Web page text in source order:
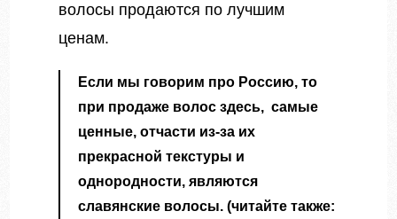
волосы продаются по лучшим
ценам.
Если мы говорим про Россию, то
при продаже волос здесь, самые
ценные, отчасти из-за их
прекрасной текстуры и
однородности, являются
славянские волосы. (читайте также: